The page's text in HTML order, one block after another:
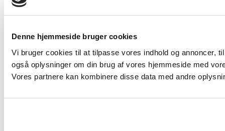
Denne hjemmeside bruger cookies
Vi bruger cookies til at tilpasse vores indhold og annoncer,
også oplysninger om din brug af vores hjemmeside med
Vores partnere kan kombinere disse data med andre